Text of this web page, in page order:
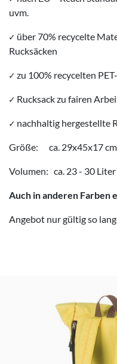
uvm.
✓ über 70% recycelte
Rucksäcken
✓ zu 100% recycelten
✓ Rucksack zu fairen
✓ nachhaltig hergestellte
Größe: ca. 29x45x17 cm
Volumen: ca. 23 - 30 Liter
Auch in anderen Farben
Angebot nur gültig so